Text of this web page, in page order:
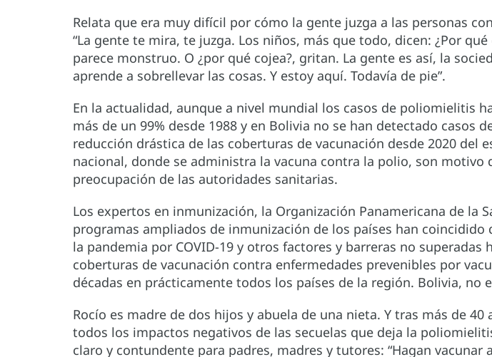
Relata que era muy difícil por cómo la gente juzga a las personas
“La gente te mira, te juzga. Los niños, más que todo, dicen: ¿Por qué
parece monstruo. O ¿por qué cojea?, gritan. La gente es así, la
aprende a sobrellevar las cosas. Y estoy aquí. Todavía de pie”.
En la actualidad, aunque a nivel mundial los casos de poliomielitis
más de un 99% desde 1988 y en Bolivia no se han detectado casos
reducción drástica de las coberturas de vacunación desde 2020 del
nacional, donde se administra la vacuna contra la polio, son motivo
preocupación de las autoridades sanitarias.
Los expertos en inmunización, la Organización Panamericana de la
programas ampliados de inmunización de los países han coincidido
la pandemia por COVID-19 y otros factores y barreras no superadas
coberturas de vacunación contra enfermedades prevenibles por
décadas en prácticamente todos los países de la región. Bolivia, no
Rocío es madre de dos hijos y abuela de una nieta. Y tras más de 40
todos los impactos negativos de las secuelas que deja la
claro y contundente para padres, madres y tutores: “Hagan vacunar